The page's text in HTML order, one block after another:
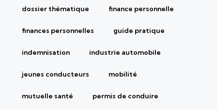
dossier thématique finance personnelle
finances personnelles guide pratique
indemnisation industrie automobile
jeunes conducteurs mobilité
mutuelle santé permis de conduire